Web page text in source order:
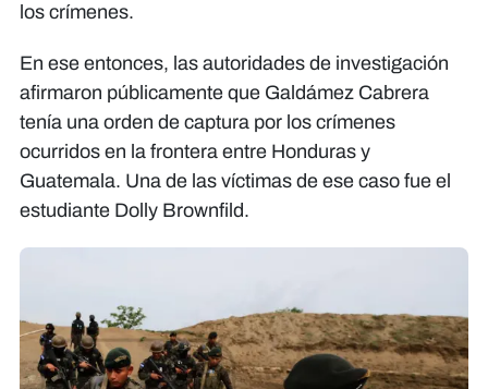
los crímenes.
En ese entonces, las autoridades de investigación
afirmaron públicamente que Galdámez Cabrera
tenía una orden de captura por los crímenes
ocurridos en la frontera entre Honduras y
Guatemala. Una de las víctimas de ese caso fue el
estudiante Dolly Brownfild.